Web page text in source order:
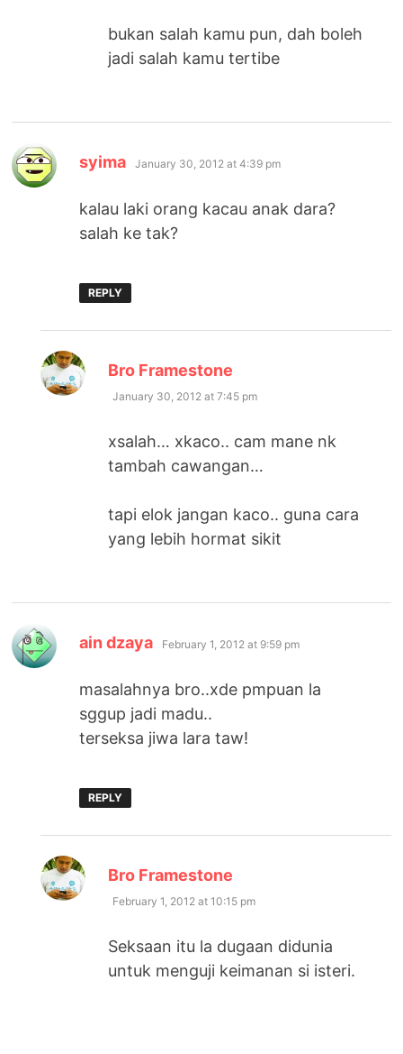
bukan salah kamu pun, dah boleh
jadi salah kamu tertibe
syima says:
January 30, 2012 at 4:39 pm
kalau laki orang kacau anak dara?
salah ke tak?
REPLY
Bro Framestone
January 30, 2012 at 7:45 pm
xsalah… xkaco.. cam mane nk
tambah cawangan…
tapi elok jangan kaco.. guna cara
yang lebih hormat sikit
ain dzaya says:
February 1, 2012 at 9:59 pm
masalahnya bro..xde pmpuan la
sggup jadi madu..
terseksa jiwa lara taw!
REPLY
Bro Framestone
February 1, 2012 at 10:15 pm
Seksaan itu la dugaan didunia
untuk menguji keimanan si isteri.